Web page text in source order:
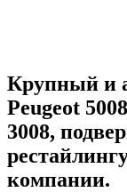
Крупный и
Peugeot
3008,
компании.